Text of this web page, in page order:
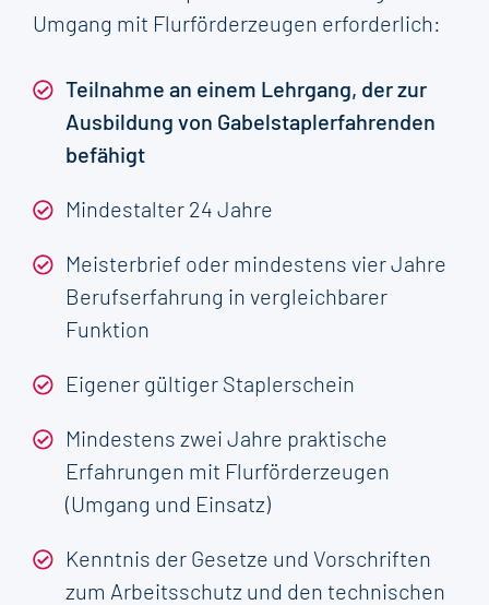
Umgang mit Flurförderzeugen erforderlich:
Teilnahme an einem Lehrgang, der zur
Ausbildung von Gabelstaplerfahrenden
befähigt
Mindestalter 24 Jahre
Meisterbrief oder mindestens vier Jahre
Berufserfahrung in vergleichbarer
Funktion
Eigener gültiger Staplerschein
Mindestens zwei Jahre praktische
Erfahrungen mit Flurförderzeugen
(Umgang und Einsatz)
Kenntnis der Gesetze und Vorschriften
zum Arbeitsschutz und den technischen